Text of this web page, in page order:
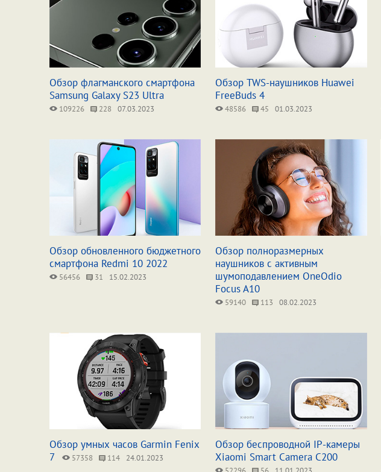
Обзор флагманского смартфона
Samsung Galaxy S23 Ultra
109226 228 07.03.2023
Обзор TWS-наушников Huawei
FreeBuds 4
48586 45 01.03.2023
Обзор обновленного бюджетного
смартфона Redmi 10 2022
56456 31 15.02.2023
Обзор полноразмерных
наушников с активным
шумоподавлением OneOdio
Focus A10
59140 113 08.02.2023
Обзор умных часов Garmin Fenix
7
57358 114 24.01.2023
Обзор беспроводной IP-камеры
Xiaomi Smart Camera C200